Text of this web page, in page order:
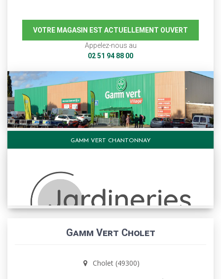
VOTRE MAGASIN EST ACTUELLEMENT OUVERT
Appelez-nous au
02 51 94 88 00
GAMM VERT CHANTONNAY
Gamm Vert Cholet
Cholet (49300)